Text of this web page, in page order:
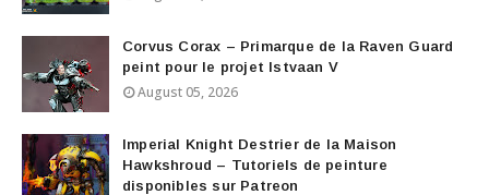
Corvus Corax – Primarque de la Raven Guard
peint pour le projet Istvaan V
August 05, 2026
Imperial Knight Destrier de la Maison
Hawkshroud – Tutoriels de peinture
disponibles sur Patreon